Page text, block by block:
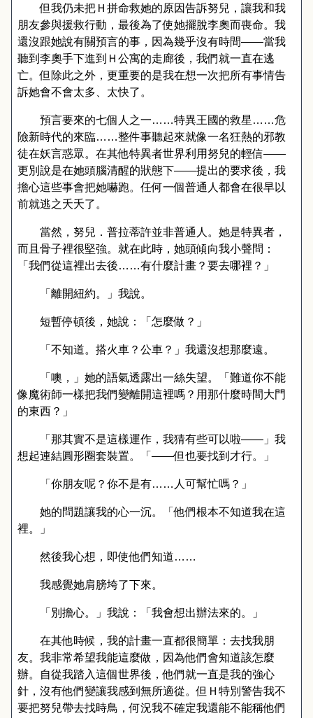
但我仍未把Ｈ拼命救她的原因告訴努兒，讓我和我
朋友參與援救行動，最後為了使她擺脫李奧而喪命。我
還沒跟她說有關預言的事，因為幾乎沒有時間——當我
聽到李奧手下進到Ｈ公寓的走廊後，我們就一直在逃
亡。但除此之外，更重要的是我在想一次把所有事情告
訴她會不會太多、太快了。
預言要來的七個人之一……特異王國的救星……危
險新時代的來臨……整件事聽起來就像一名狂熱的邪教
徒在妖言惑眾。在其他特異者世界利用努兒的輕信——
更別說是在她頭腦清醒的狀態下——提出的要求後，我
擔心這些事會把她嚇跑。任何一個普通人都會在很早以
前就逃之夭夭了。
當然，努兒．普拉蒂許並非普通人。她是特異者，
而且骨子裡很堅強。就在此時，她頭傾向我小聲問：
「我們從這裡出去後……有什麼計畫？要去哪裡？」
「離開紐約。」我說。
短暫停頓後，她說：「怎麼做？」
「不知道。搭火車？公車？」我還沒想那麼遠。
「噢，」她的語氣透露出一絲失望。「難道你不能
像魔術師一樣把我們變離開這裡嗎？用那什麼時間大門
的東西？」
「那其實不是這樣運作，我猜有些可以啦—— 」我
想起連結圓形圈套裝置。「 ——但也要找到才行。」
「你朋友呢？你不是有……人可幫忙嗎？」
她的問題讓我的心一沉。「他們根本不知道我在這
裡。」
然後我心想，即使他們知道……
我感覺她肩膀垮了下來。
「別擔心。」我說：「我會想出辦法來的。」
在其他時候，我的計畫一直都很簡單：去找我朋
友。我非常希望我能這麼做，因為他們會知道該怎麼
辦。自從我踏入這個世界後，他們就一直是我的強心
針，沒有他們變讓我感到無所適從。但Ｈ特別警告我不
要把努兒帶去找時鳥，何況我不確定我還能不能稱他們